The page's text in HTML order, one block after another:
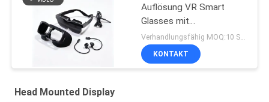
Auflösung VR Smart
Glasses mit
Diopternanpassung und
USB-C-Konnektivität
Verhandlungsfähig MOQ:10 Stück
KONTAKT
Head Mounted Display